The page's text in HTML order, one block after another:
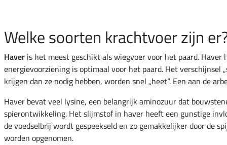
Welke soorten krachtvoer zijn
Haver is het meest geschikt als wiegvoer voor het paard.
energievoorziening is optimaal voor het paard. Het
krijgen dan ze nodig hebben, worden snel „heet“. Een aan de
Haver bevat veel lysine, een belangrijk aminozuur dat
spierontwikkeling. Het slijmstof in haver heeft een gunstige
de voedselbrij wordt gespeekseld en zo gemakkelijker door de
worden opgenomen.